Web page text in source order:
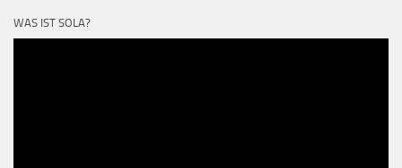
WAS IST SOLA?